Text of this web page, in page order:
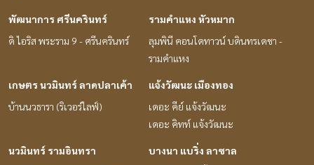
พัฒนาการ ศรีนครินทร์
ดิ ไอริส พระราม 9 - ศรีนครินทร์
รามคำแหง หัวหมาก
ลุมพินี คอนโดทาวน์ บดินทรเดชา -
รามคำแหง
เกษตร นวมินทร์ ลาดปลาเค้า
บ้านนวธารา (ริเวอร์ไลฟ์)
แจ้งวัฒนะ เมืองทอง
เดอะ คีย์ แจ้งวัฒนะ
เดอะ คิทท์ แจ้งวัฒนะ
นวมินทร์ รามอินทรา
บางนา แบริ่ง ลาซาล